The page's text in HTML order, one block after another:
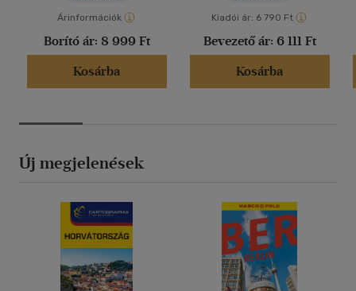
Árinformációk
Borító ár: 8 999 Ft
Kosárba
Kiadói ár: 6 790 Ft
Bevezető ár: 6 111 Ft
Kosárba
Új megjelenések